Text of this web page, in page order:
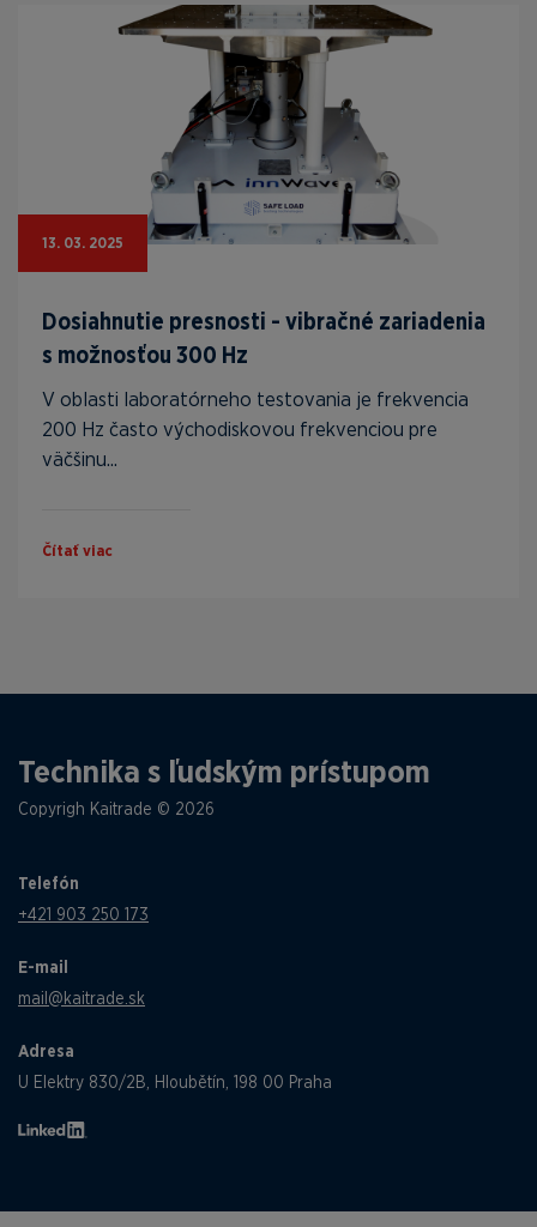
13. 03. 2025
Dosiahnutie presnosti - vibračné zariadenia
s možnosťou 300 Hz
V oblasti laboratórneho testovania je frekvencia
200 Hz často východiskovou frekvenciou pre
väčšinu...
Čítať viac
Technika s ľudským prístupom
Copyrigh Kaitrade © 2026
Telefón
+421 903 250 173
E-mail
mail@kaitrade.sk
Adresa
U Elektry 830/2B, Hloubětín, 198 00 Praha